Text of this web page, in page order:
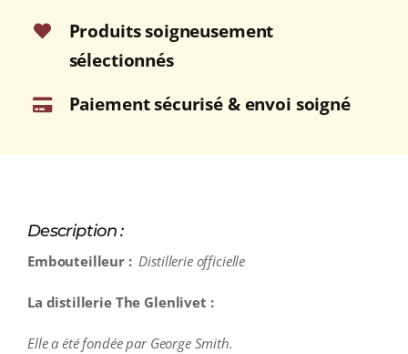
Produits soigneusement
sélectionnés
Paiement sécurisé & envoi soigné
Description :
Embouteilleur : Distillerie officielle
La distillerie The Glenlivet :
Elle a été fondée par George Smith.